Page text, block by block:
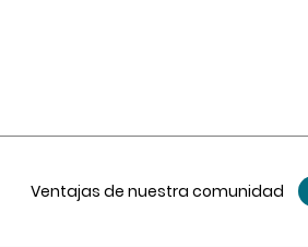
Ventajas de nuestra comunidad